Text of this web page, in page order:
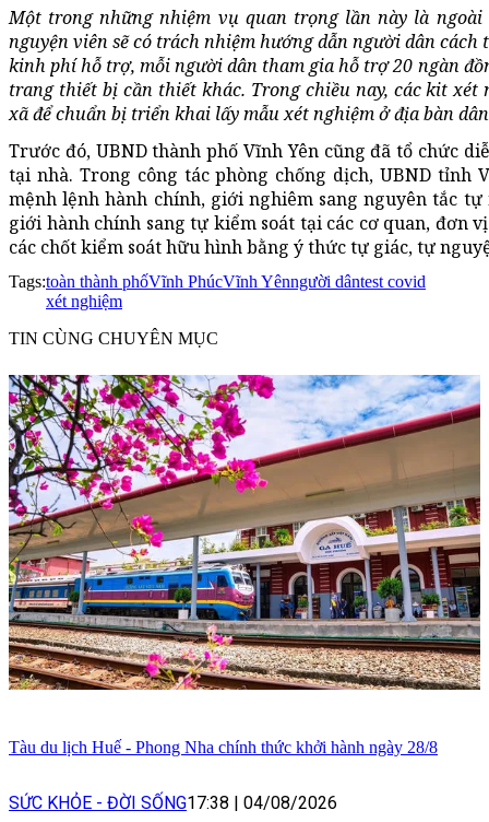
Một trong những nhiệm vụ quan trọng lần này là
nguyện viên sẽ có trách nhiệm hướng dẫn người dân cách
kinh phí hỗ trợ, mỗi người dân tham gia hỗ trợ 20 ngàn
trang thiết bị cần thiết khác. Trong chiều nay, các kit xét
xã để chuẩn bị triển khai lấy mẫu xét nghiệm ở địa bàn
Trước đó, UBND thành phố Vĩnh Yên cũng đã tổ chức
tại nhà. Trong công tác phòng chống dịch, UBND tỉnh
mệnh lệnh hành chính, giới nghiêm sang nguyên tắc
giới hành chính sang tự kiểm soát tại các cơ quan, đơn
các chốt kiểm soát hữu hình bằng ý thức tự giác, tự
Tags:toàn thành phốVĩnh PhúcVĩnh Yênngười dântest covid
xét nghiệm
TIN CÙNG CHUYÊN MỤC
Tàu du lịch Huế - Phong Nha chính thức khởi hành ngày 28/8
SỨC KHỎE - ĐỜI SỐNG17:38 04/08/2026